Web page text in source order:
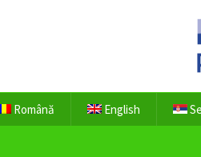
Română English